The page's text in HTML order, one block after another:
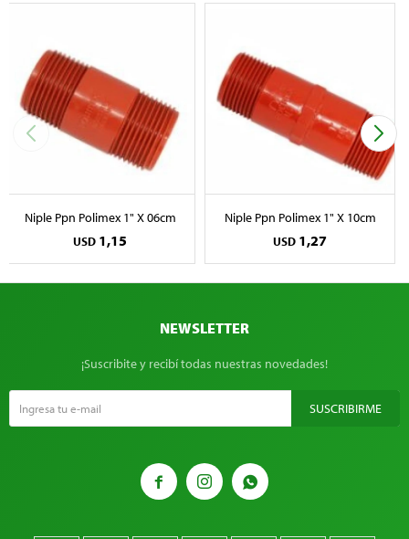
Niple Ppn Polimex 1" X 06cm
USD 1,15
Niple Ppn Polimex 1" X 10cm
USD 1,27
  
NEWSLETTER
¡Suscribite y recibí todas nuestras novedades!
SUSCRIBIRME